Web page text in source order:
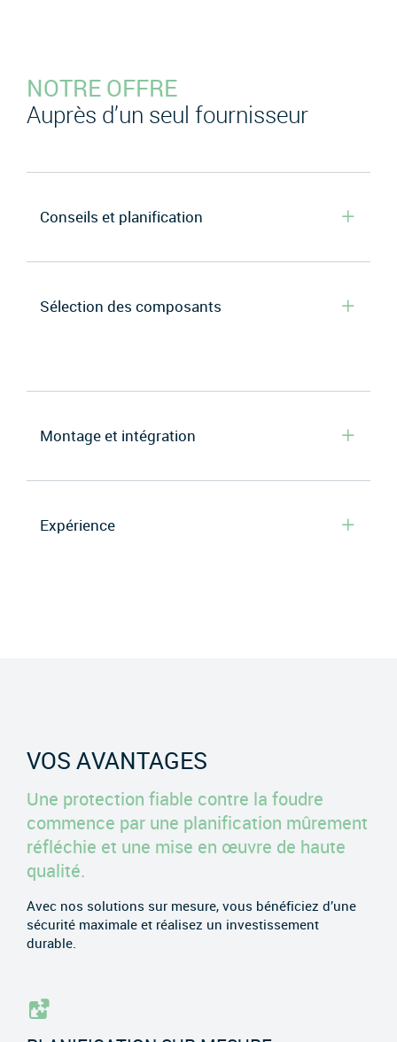
NOTRE OFFRE
Auprès d’un seul fournisseur
Conseils et planification
Sélection des composants
Montage et intégration
Expérience
VOS AVANTAGES
Une protection fiable contre la foudre
commence par une planification mûrement
réfléchie et une mise en œuvre de haute
qualité.
Avec nos solutions sur mesure, vous bénéficiez d’une
sécurité maximale et réalisez un investissement
durable.